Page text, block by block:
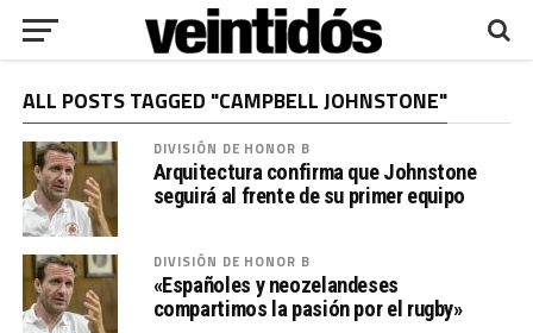
ALL POSTS TAGGED "CAMPBELL JOHNSTONE"
DIVISIÓN DE HONOR B
Arquitectura confirma que Johnstone
seguirá al frente de su primer equipo
DIVISIÓN DE HONOR B
«Españoles y neozelandeses
compartimos la pasión por el rugby»